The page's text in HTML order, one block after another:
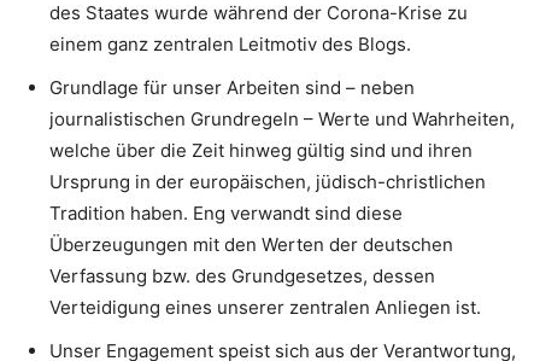
des Staates wurde während der Corona-Krise zu
einem ganz zentralen Leitmotiv des Blogs.
Grundlage für unser Arbeiten sind – neben
journalistischen Grundregeln – Werte und Wahrheiten,
welche über die Zeit hinweg gültig sind und ihren
Ursprung in der europäischen, jüdisch-christlichen
Tradition haben. Eng verwandt sind diese
Überzeugungen mit den Werten der deutschen
Verfassung bzw. des Grundgesetzes, dessen
Verteidigung eines unserer zentralen Anliegen ist.
Unser Engagement speist sich aus der Verantwortung,